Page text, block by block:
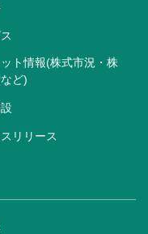
ト情報(株式市況・株
ど)
リリース